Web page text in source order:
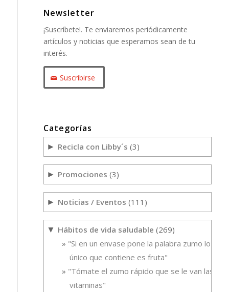
Newsletter
¡Suscríbete!. Te enviaremos periódicamente
artículos y noticias que esperamos sean de tu
interés.
Suscribirse
Categorías
► Recicla con Libby´s (3)
► Promociones (3)
► Noticias / Eventos (111)
▼ Hábitos de vida saludable (269)
"Si en un envase pone la palabra zumo lo
único que contiene es fruta"
"Tómate el zumo rápido que se le van las
vitaminas"